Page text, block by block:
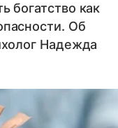
богатство как
Об
Надежда